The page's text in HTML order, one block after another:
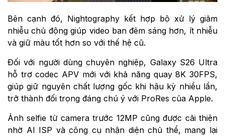
Bên cạnh đó, Nightography kết hợp bộ xử lý giảm
nhiễu chủ động giúp video ban đêm sáng hơn, ít nhiễu
và giữ màu tốt hơn so với thế hệ cũ.
Đối với người dùng chuyên nghiệp, Galaxy S26 Ultra
hỗ trợ codec APV mới với khả năng quay 8K 30FPS,
giúp giữ nguyên chất lượng gốc khi hậu kỳ nhiều lần,
trở thành đối trọng đáng chú ý với ProRes của Apple.
Ảnh selfie từ camera trước 12MP cũng được cải thiện
nhờ AI ISP và công cụ nhận diện chủ thể, mang lại